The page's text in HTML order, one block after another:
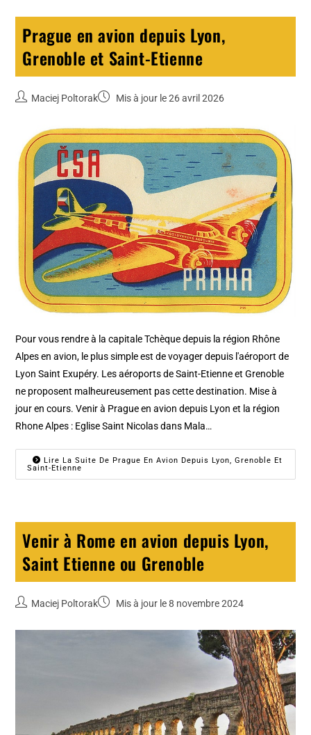
Prague en avion depuis Lyon,
Grenoble et Saint-Etienne
Maciej Poltorak Mis à jour le 26 avril 2026
Pour vous rendre à la capitale Tchèque depuis la région Rhône
Alpes en avion, le plus simple est de voyager depuis l'aéroport de
Lyon Saint Exupéry. Les aéroports de Saint-Etienne et Grenoble
ne proposent malheureusement pas cette destination. Mise à
jour en cours. Venir à Prague en avion depuis Lyon et la région
Rhone Alpes : Eglise Saint Nicolas dans Mala…
Lire La Suite De Prague En Avion Depuis Lyon, Grenoble Et
Saint-Etienne
Venir à Rome en avion depuis Lyon,
Saint Etienne ou Grenoble
Maciej Poltorak Mis à jour le 8 novembre 2024